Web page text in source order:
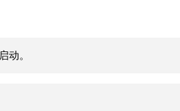
动。